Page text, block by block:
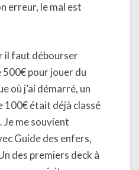
erreur, le mal est
il faut débourser
pour jouer du
où j’ai démarré, un
100€ était déjà classé
Je me souvient
Guide des enfers,
des premiers deck à